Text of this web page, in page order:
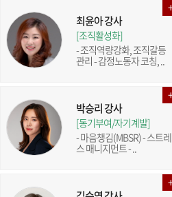
최윤아 강사
[조직활성화]
- 조직역량강화, 조직갈등
관리 - 감정노동자 코칭, ..
박승리 강사
[동기부여/자기계발]
- 마음챙김(MBSR) - 스트레
스 매니지먼트 - ..